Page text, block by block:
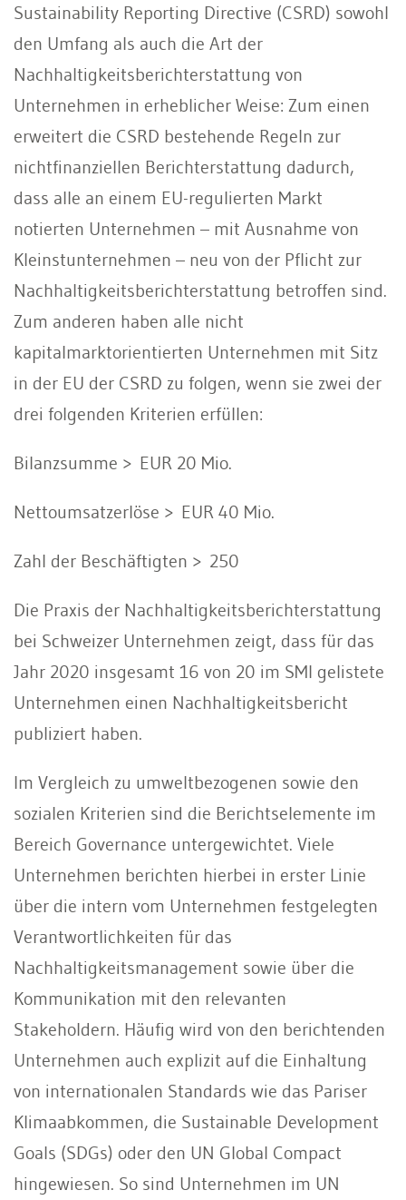
Sustainability Reporting Directive (CSRD) sowohl
den Umfang als auch die Art der
Nachhaltigkeitsberichterstattung von
Unternehmen in erheblicher Weise: Zum einen
erweitert die CSRD bestehende Regeln zur
nichtfinanziellen Berichterstattung dadurch,
dass alle an einem EU-regulierten Markt
notierten Unternehmen – mit Ausnahme von
Kleinstunternehmen – neu von der Pflicht zur
Nachhaltigkeitsberichterstattung betroffen sind.
Zum anderen haben alle nicht
kapitalmarktorientierten Unternehmen mit Sitz
in der EU der CSRD zu folgen, wenn sie zwei der
drei folgenden Kriterien erfüllen:
Bilanzsumme > EUR 20 Mio.
Nettoumsatzerlöse > EUR 40 Mio.
Zahl der Beschäftigten > 250
Die Praxis der Nachhaltigkeitsberichterstattung
bei Schweizer Unternehmen zeigt, dass für das
Jahr 2020 insgesamt 16 von 20 im SMI gelistete
Unternehmen einen Nachhaltigkeitsbericht
publiziert haben.
Im Vergleich zu umweltbezogenen sowie den
sozialen Kriterien sind die Berichtselemente im
Bereich Governance untergewichtet. Viele
Unternehmen berichten hierbei in erster Linie
über die intern vom Unternehmen festgelegten
Verantwortlichkeiten für das
Nachhaltigkeitsmanagement sowie über die
Kommunikation mit den relevanten
Stakeholdern. Häufig wird von den berichtenden
Unternehmen auch explizit auf die Einhaltung
von internationalen Standards wie das Pariser
Klimaabkommen, die Sustainable Development
Goals (SDGs) oder den UN Global Compact
hingewiesen. So sind Unternehmen im UN